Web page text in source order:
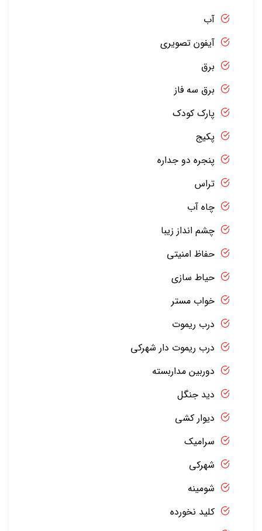
آب
آیفون تصویری
برق
برق سه فاز
پارک کودک
پکیج
پنجره دو جداره
تراس
چاه آب
چشم انداز زیبا
حفاظ امنیتی
حیاط سازی
خواب مستر
درب ریموت
درب ریموت دار شهرکی
دوربین مداربسته
دید جنگل
دیوار کشی
سرامیک
شهرکی
شومینه
کلید نخورده